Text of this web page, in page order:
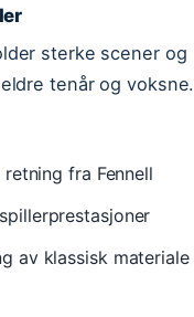
sterke scener og
tenår og voksne.
fra Fennell
av klassisk materiale